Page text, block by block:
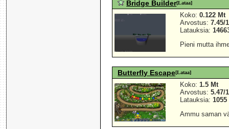
Bridge Builder[Lataa]
Koko:0.122 Mt
Arvostus:7.45/
Latauksia:
Pieni mutta
Butterfly Escape[Lataa]
Koko:1.5 Mt
Arvostus:5.47/
Latauksia:1055
Ammu saman